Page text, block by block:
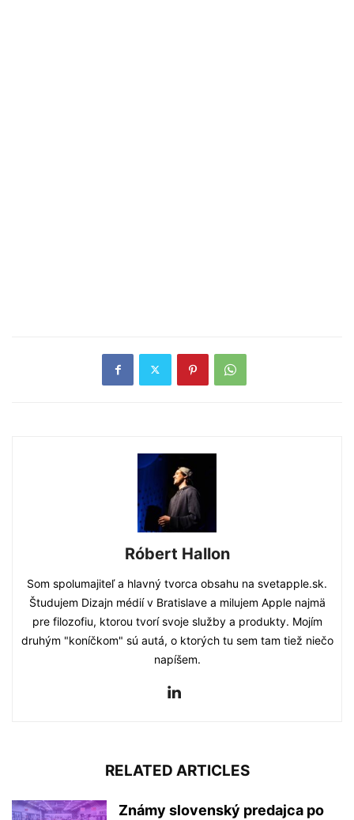
Róbert Hallon
Som spolumajiteľ a hlavný tvorca obsahu na svetapple.sk.
Študujem Dizajn médií v Bratislave a milujem Apple najmä
pre filozofiu, ktorou tvorí svoje služby a produkty. Mojím
druhým "koníčkom" sú autá, o ktorých tu sem tam tiež niečo
napíšem.
RELATED ARTICLES
Známy slovenský predajca po